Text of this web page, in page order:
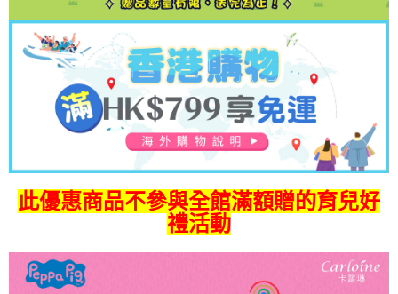
此優惠商品不參與全館滿額贈的育兒好
禮活動